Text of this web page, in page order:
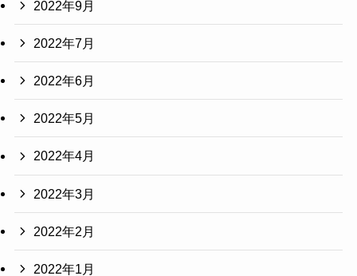
2022年9月
2022年7月
2022年6月
2022年5月
2022年4月
2022年3月
2022年2月
2022年1月